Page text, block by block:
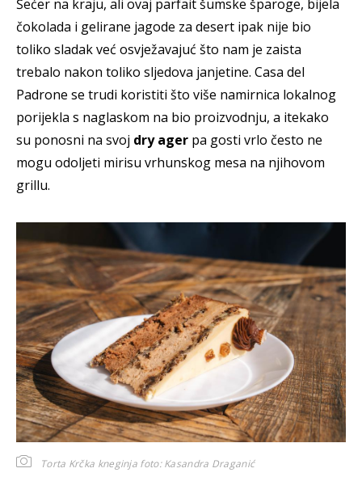
Šećer na kraju, ali ovaj parfait šumske šparoge, bijela
čokolada i gelirane jagode za desert ipak nije bio
toliko sladak već osvježavajuć što nam je zaista
trebalo nakon toliko sljedova janjetine. Casa del
Padrone se trudi koristiti što više namirnica lokalnog
porijekla s naglaskom na bio proizvodnju, a itekako
su ponosni na svoj dry ager pa gosti vrlo često ne
mogu odoljeti mirisu vrhunskog mesa na njihovom
grillu.
Torta Krčka kneginja foto: Kasandra Draganić